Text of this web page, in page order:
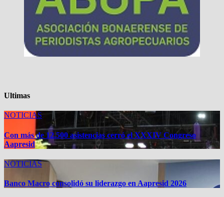
Ultimas
NOTICIAS
Con más de 12.500 asistencias cerró el XXXIV Congreso
Aapresid
NOTICIAS
Banco Macro consolidó su liderazgo en Aapresid 2026